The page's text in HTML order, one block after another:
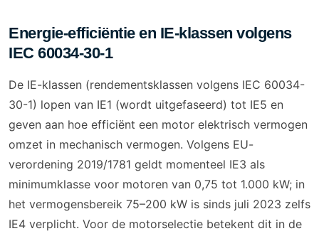
Energie-efficiëntie en IE-klassen volgens
IEC 60034-30-1
De IE-klassen (rendementsklassen volgens IEC 60034-
30-1) lopen van IE1 (wordt uitgefaseerd) tot IE5 en
geven aan hoe efficiënt een motor elektrisch vermogen
omzet in mechanisch vermogen. Volgens EU-
verordening 2019/1781 geldt momenteel IE3 als
minimumklasse voor motoren van 0,75 tot 1.000 kW; in
het vermogensbereik 75–200 kW is sinds juli 2023 zelfs
IE4 verplicht. Voor de motorselectie betekent dit in de